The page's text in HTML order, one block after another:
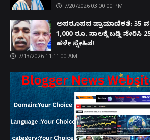
7/20/2026 03:00:00 PM
ಅಪರೂಪದ ಪ್ರಾಮಾಣಿಕತೆ: 35
1,000 ರೂ. ಸಾಲಕ್ಕೆ ಬಡ್ಡಿ
ಹಳೇ ಸ್ನೇಹಿತ!
7/13/2026 11:11:00 AM